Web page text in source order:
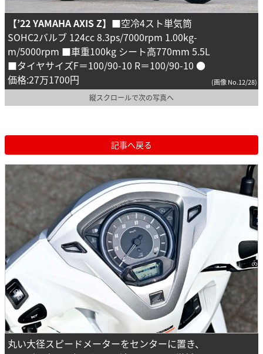
【’22 YAMAHA AXIS Z】 ■空冷4スト単気筒
SOHC2バルブ 124cc 8.3ps/7000rpm 1.00kg-
m/5000rpm ■車重100kg シート高770mm 5.5L
■タイヤサイズF＝100/90-10 R＝100/90-10 ●
価格:27万1700円
(画像 No.12/28)
縦スクロールで次の写真へ
記事へ戻る
丸い大径スピードメーターをセンターに置き、